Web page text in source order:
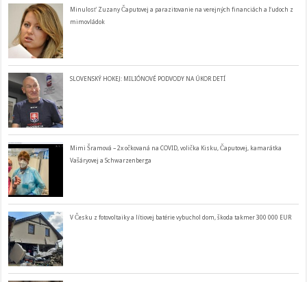
Minulosť Zuzany Čaputovej a parazitovanie na verejných financiách a ľudoch z
mimovládok
SLOVENSKÝ HOKEJ: MILIÓNOVÉ PODVODY NA ÚKOR DETÍ
Mimi Šramová – 2x očkovaná na COVID, volička Kisku, Čaputovej, kamarátka
Vašáryovej a Schwarzenberga
V Česku z fotovoltaiky a lítiovej batérie vybuchol dom, škoda takmer 300 000 EUR